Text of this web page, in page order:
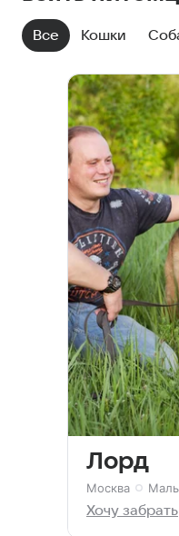
Все Кошки
Лорд
Москва
Хочу забрать
Москва
Хочу